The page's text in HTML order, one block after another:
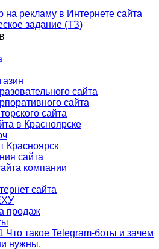
на рекламу в Интернете сайта
задание (ТЗ)
сайта
сайта
сайта
в Красноярске
Красноярск
сайта
компании
сайта
продаж
Что такое Telegram-боты и зачем
нужны.